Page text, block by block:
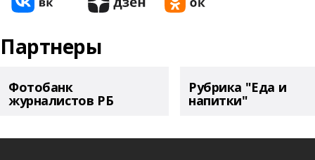
Партнеры
Фотобанк
журналистов РБ
Рубрика "Еда и
напитки"